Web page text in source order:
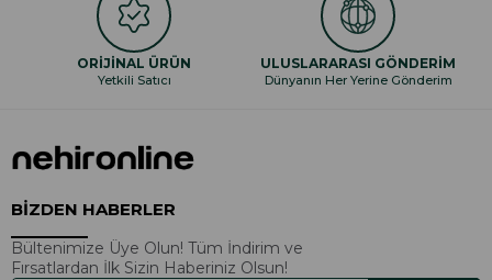
ORİJİNAL ÜRÜN
Yetkili Satıcı
ULUSLARARASI GÖNDERİM
Dünyanın Her Yerine Gönderim
BİZDEN HABERLER
Bültenimize Üye Olun! Tüm İndirim ve
Fırsatlardan İlk Sizin Haberiniz Olsun!